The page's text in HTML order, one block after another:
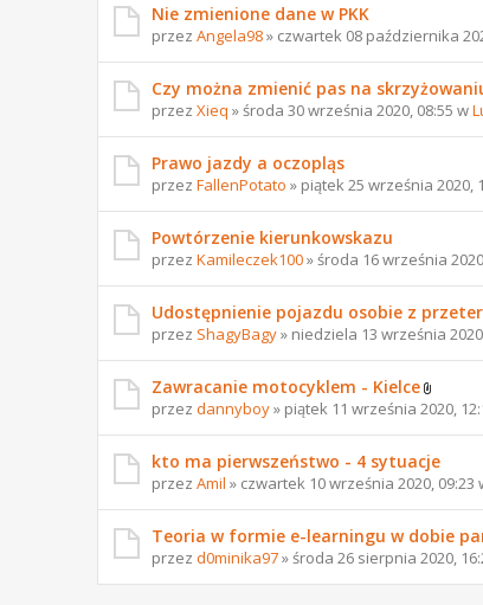
Nie zmienione dane w PKK
przez Angela98» czwartek 08 października
Czy można zmienić pas na
przez Xieq » środa 30 września 2020, 08:55 w
Prawo jazdy a oczopląs
przez FallenPotato » piątek 25 września 2020,
Powtórzenie kierunkowskazu
przez Kamileczek100» środa 16 września
Udostępnienie pojazdu osobie z
przez ShagyBagy» niedziela 13 września
Zawracanie motocyklem - Kielce
przez dannyboy» piątek 11 września 2020,
kto ma pierwszeństwo - 4 sytuacje
przez Amil » czwartek 10 września 2020, 09:23
Teoria w formie e-learningu w dobie
przez d0minika97» środa 26 sierpnia 2020,